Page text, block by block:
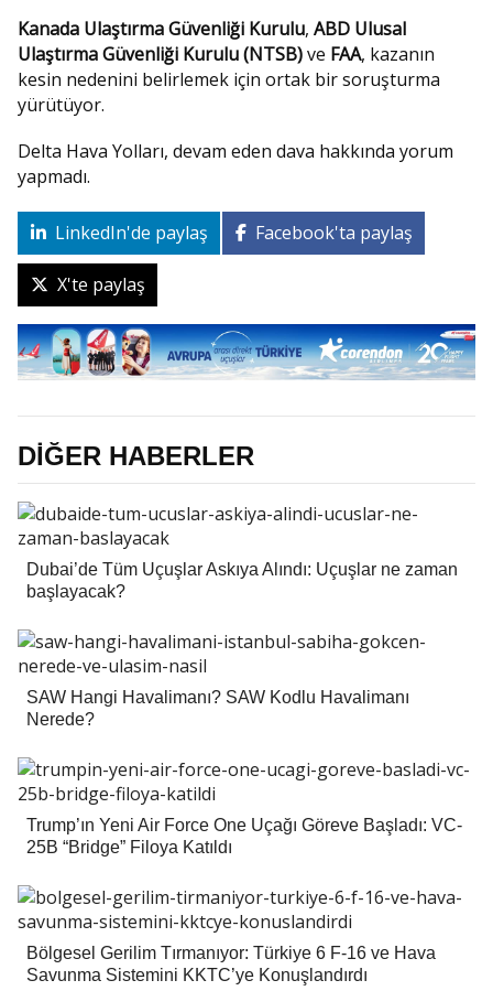
Kanada Ulaştırma Güvenliği Kurulu, ABD Ulusal
Ulaştırma Güvenliği Kurulu (NTSB)ve FAA, kazanın
kesin nedenini belirlemek için ortak bir soruşturma
yürütüyor.
Delta Hava Yolları, devam eden dava hakkında yorum
yapmadı.
LinkedIn'de paylaş Facebook'ta paylaş
X'te paylaş
DİĞER HABERLER
Dubai’de Tüm Uçuşlar Askıya Alındı: Uçuşlar ne zaman
başlayacak?
SAW Hangi Havalimanı? SAW Kodlu Havalimanı
Nerede?
Trump’ın Yeni Air Force One Uçağı Göreve Başladı: VC-
25B “Bridge” Filoya Katıldı
Bölgesel Gerilim Tırmanıyor: Türkiye 6 F-16 ve Hava
Savunma Sistemini KKTC’ye Konuşlandırdı